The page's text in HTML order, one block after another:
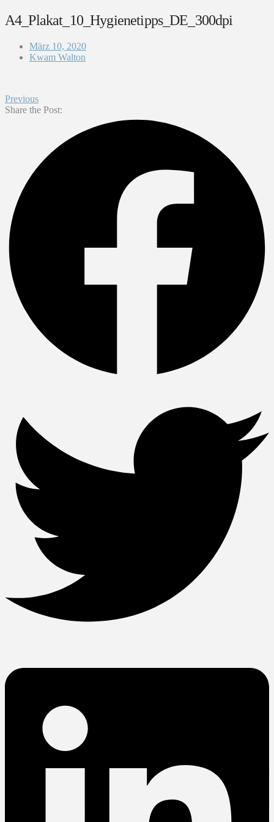
A4_Plakat_10_Hygienetipps_DE_300dpi
März 10, 2020
Kwam Walton
Previous
Share the Post: